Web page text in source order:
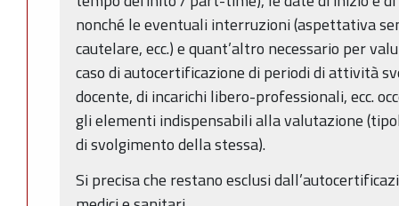
nonché le eventuali interruzioni (aspettativa
cautelare, ecc.) e quant’altro necessario per
caso di autocertificazione di periodi di attività
docente, di incarichi libero-professionali, ecc.
gli elementi indispensabili alla valutazione
di svolgimento della stessa).
Si precisa che restano esclusi